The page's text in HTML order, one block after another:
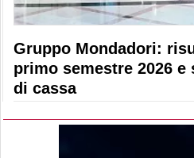
Gruppo Mondadori:
primo semestre 2026 e
di cassa